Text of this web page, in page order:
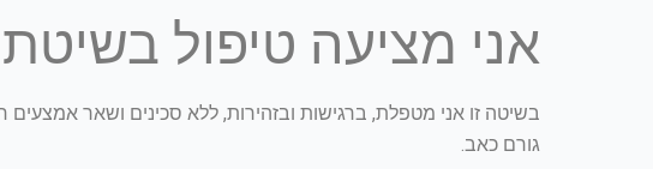
אני מציעה טיפול בשיטת
בשיטה זו אני מטפלת, ברגישות ובזהירות, ללא סכינים ושאר אמצעים
גורם כאב.